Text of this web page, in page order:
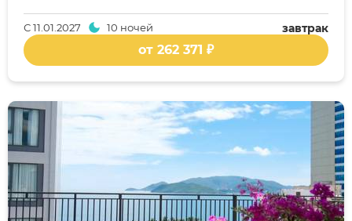
завтрак
С11.01.2027 10 ночей
от 262 371 ₽